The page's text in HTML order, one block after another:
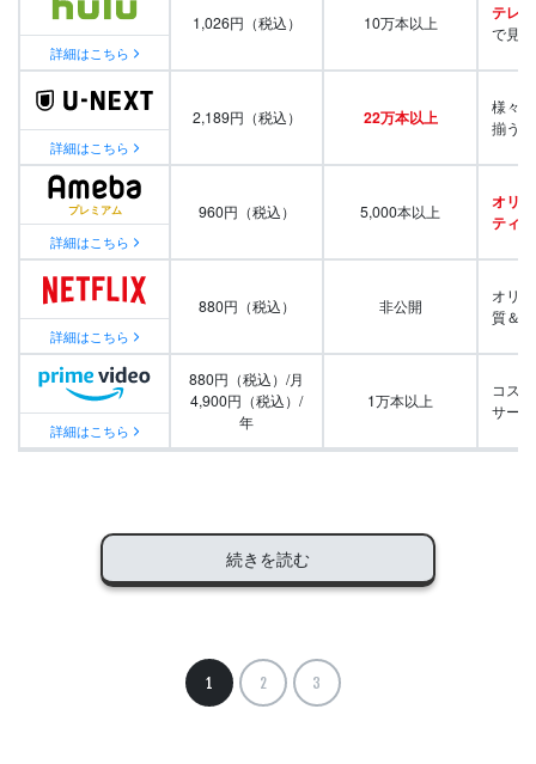
詳細はこちら
1,026円（税込） 10万本以上 テレビ
で見
詳細はこちら
2,189円（税込） 22万本以上
様々
揃う
詳細はこちら
960円（税込） 5,000本以上
オリ
ティ
詳細はこちら
880円（税込） 非公開
オリ
質＆
詳細はこちら
880円（税込）/月
4,900円（税込）/
年
1万本以上
コス
サー
続きを読む
1 2 3